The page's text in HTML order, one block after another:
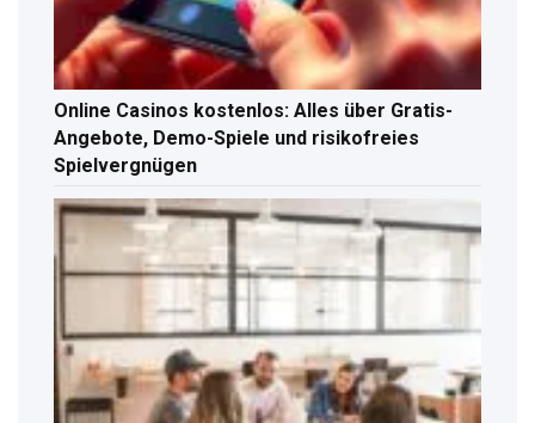
Online Casinos kostenlos: Alles über Gratis-
Angebote, Demo-Spiele und risikofreies
Spielvergnügen